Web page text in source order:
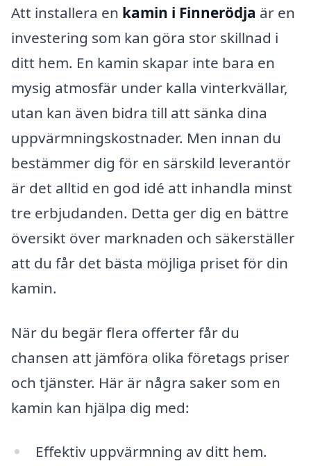
Att installera en kamin i Finnerödja är en
investering som kan göra stor skillnad i
ditt hem. En kamin skapar inte bara en
mysig atmosfär under kalla vinterkvällar,
utan kan även bidra till att sänka dina
uppvärmningskostnader. Men innan du
bestämmer dig för en särskild leverantör
är det alltid en god idé att inhandla minst
tre erbjudanden. Detta ger dig en bättre
översikt över marknaden och säkerställer
att du får det bästa möjliga priset för din
kamin.
När du begär flera offerter får du
chansen att jämföra olika företags priser
och tjänster. Här är några saker som en
kamin kan hjälpa dig med:
Effektiv uppvärmning av ditt hem.